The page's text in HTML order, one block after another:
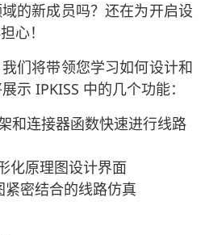
的新成员吗？还在为开启设
心！
们将带领您学习如何设计和
示 IPKISS 中的几个功能：
和连接器函数快速进行线路
化原理图设计界面
紧密结合的线路仿真